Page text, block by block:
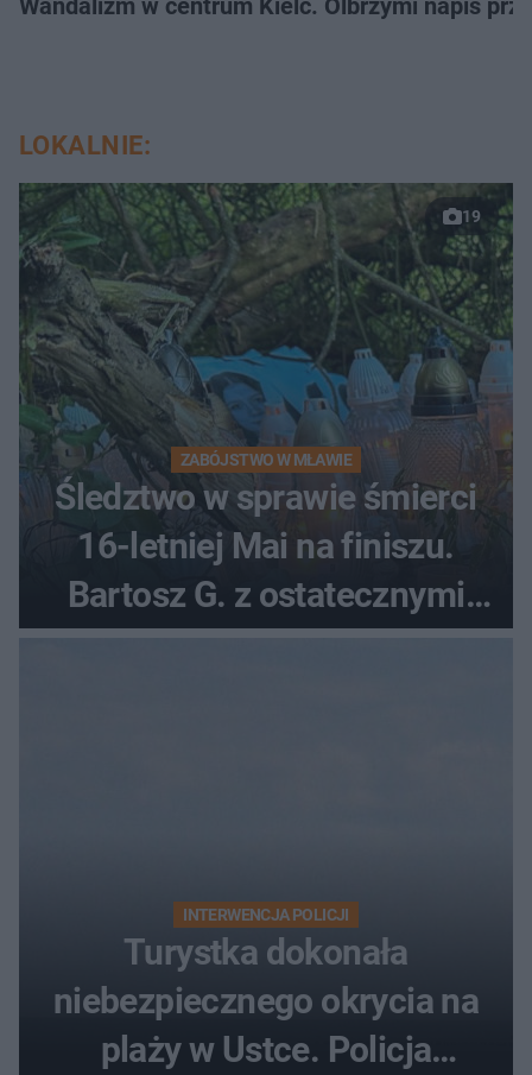
LOKALNIE:
19
ZABÓJSTWO W MŁAWIE
Śledztwo w sprawie śmierci
16-letniej Mai na finiszu.
Bartosz G. z ostatecznymi
zarzutami
INTERWENCJA POLICJI
Turystka dokonała
niebezpiecznego okrycia na
plaży w Ustce. Policja